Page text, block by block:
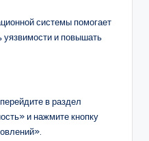
системы помогает
уязвимости и повышать
в раздел
и нажмите кнопку